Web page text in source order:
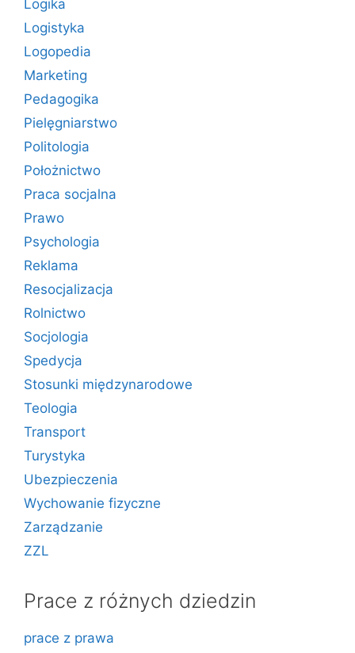
Logika
Logistyka
Logopedia
Marketing
Pedagogika
Pielęgniarstwo
Politologia
Położnictwo
Praca socjalna
Prawo
Psychologia
Reklama
Resocjalizacja
Rolnictwo
Socjologia
Spedycja
Stosunki międzynarodowe
Teologia
Transport
Turystyka
Ubezpieczenia
Wychowanie fizyczne
Zarządzanie
ZZL
Prace z różnych dziedzin
prace z prawa